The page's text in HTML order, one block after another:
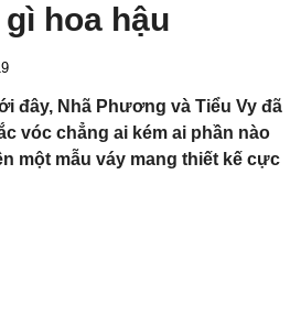
hoa hậu
đây, Nhã Phương và Tiểu Vy đã
vóc chẳng ai kém ai phần nào
một mẫu váy mang thiết kế cực